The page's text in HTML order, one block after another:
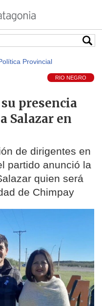
Provincial
RIO NEGRO
presencia
Salazar en
de dirigentes en
partido anunció la
quien será
de Chimpay